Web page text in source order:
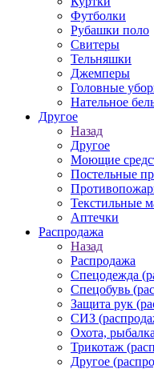
Футболки
Рубашки поло
Свитеры
Тельняшки
Джемперы
Головные
Нательное
Другое
Назад
Другое
Моющие
Постельные
Текстильные
Аптечки
Распродажа
Назад
Распродажа
Спецодежда
Спецобувь
Защита рук
СИЗ
Охота,
Трикотаж
Другое